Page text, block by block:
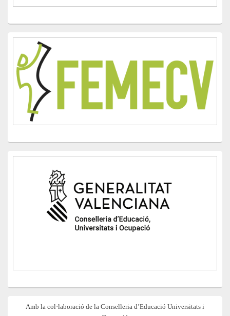
Amb la col·laboració de la Conselleria d’Educació Universitats i